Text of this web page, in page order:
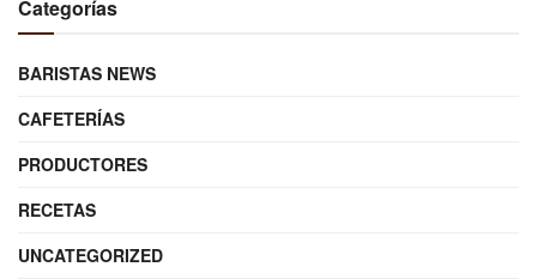
Categorías
BARISTAS NEWS
CAFETERÍAS
PRODUCTORES
RECETAS
UNCATEGORIZED